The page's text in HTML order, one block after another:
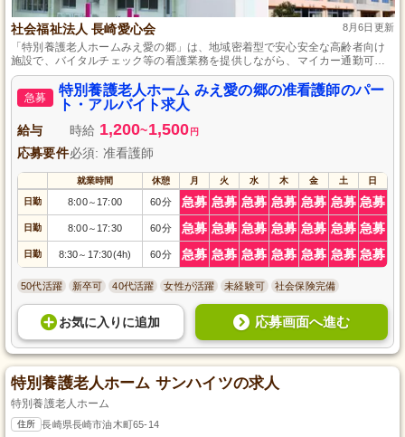
社会福祉法人 長崎愛心会 8月6日更新
「特別養護老人ホームみえ愛の郷」は、地域密着型で安心安全な高齢者向け
施設で、バイタルチェック等の看護業務を提供しながら、マイカー通勤可能
な環境も整っています。
急募
特別養護老人ホーム みえ愛の郷の准看護師のパー
ト・アルバイト求人
給与 時給 1,200~1,500 円
応募要件必須: 准看護師
就業時間 休憩 月 火 水 木 金 土 日
日勤 8:00～ 17:00 60分 急募 急募 急募 急募 急募 急募 急募
日勤 8:00～ 17:30 60分 急募 急募 急募 急募 急募 急募 急募
日勤 8:30～ 17:30(4h) 60分 急募 急募 急募 急募 急募 急募 急募
50代活躍 新卒可 40代活躍 女性が活躍 未経験可 社会保険完備
お気に入り に追加 応募画面へ進む
特別養護老人ホーム サンハイツの求人
特別養護老人ホーム
住所 長崎県長崎市油木町65-14